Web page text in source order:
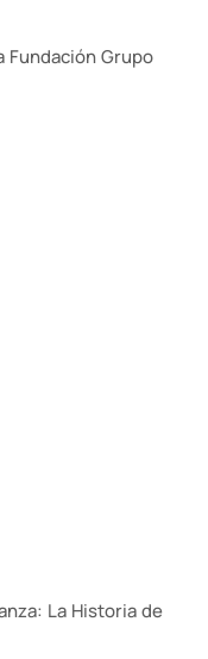
Fundación Grupo
La Historia de